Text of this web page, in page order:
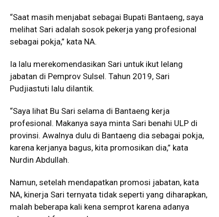
“Saat masih menjabat sebagai Bupati Bantaeng, saya
melihat Sari adalah sosok pekerja yang profesional
sebagai pokja,” kata NA.
Ia lalu merekomendasikan Sari untuk ikut lelang
jabatan di Pemprov Sulsel. Tahun 2019, Sari
Pudjiastuti lalu dilantik.
“Saya lihat Bu Sari selama di Bantaeng kerja
profesional. Makanya saya minta Sari benahi ULP di
provinsi. Awalnya dulu di Bantaeng dia sebagai pokja,
karena kerjanya bagus, kita promosikan dia,” kata
Nurdin Abdullah.
Namun, setelah mendapatkan promosi jabatan, kata
NA, kinerja Sari ternyata tidak seperti yang diharapkan,
malah beberapa kali kena semprot karena adanya